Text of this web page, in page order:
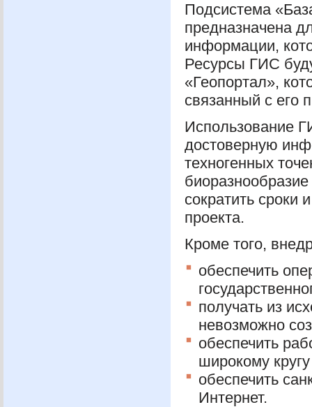
Подсистема
предназначена
информации,
Ресурсы ГИС
«Геопортал»,
связанный с его
Использование
достоверную
техногенных
сократить сроки
проекта.
Кроме того,
обеспечить
получать из
невозможно
обеспечить
широкому
обеспечить
Интернет.